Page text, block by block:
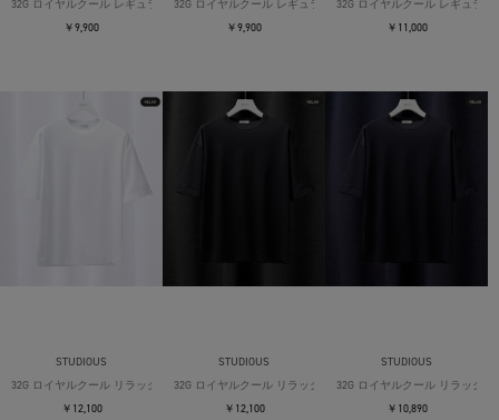
32G ロイヤルクール レギュラーTシャツ
￥9,900
32G ロイヤルクール レギュラーTシャツ
￥9,900
32G ロイヤルクール レギュラー
￥11,000
STUDIOUS
32G ロイヤルクール リラックスTシャツ
￥12,100
STUDIOUS
32G ロイヤルクール リラックスTシャツ
￥12,100
STUDIOUS
32G ロイヤルクール リラックス
￥10,890